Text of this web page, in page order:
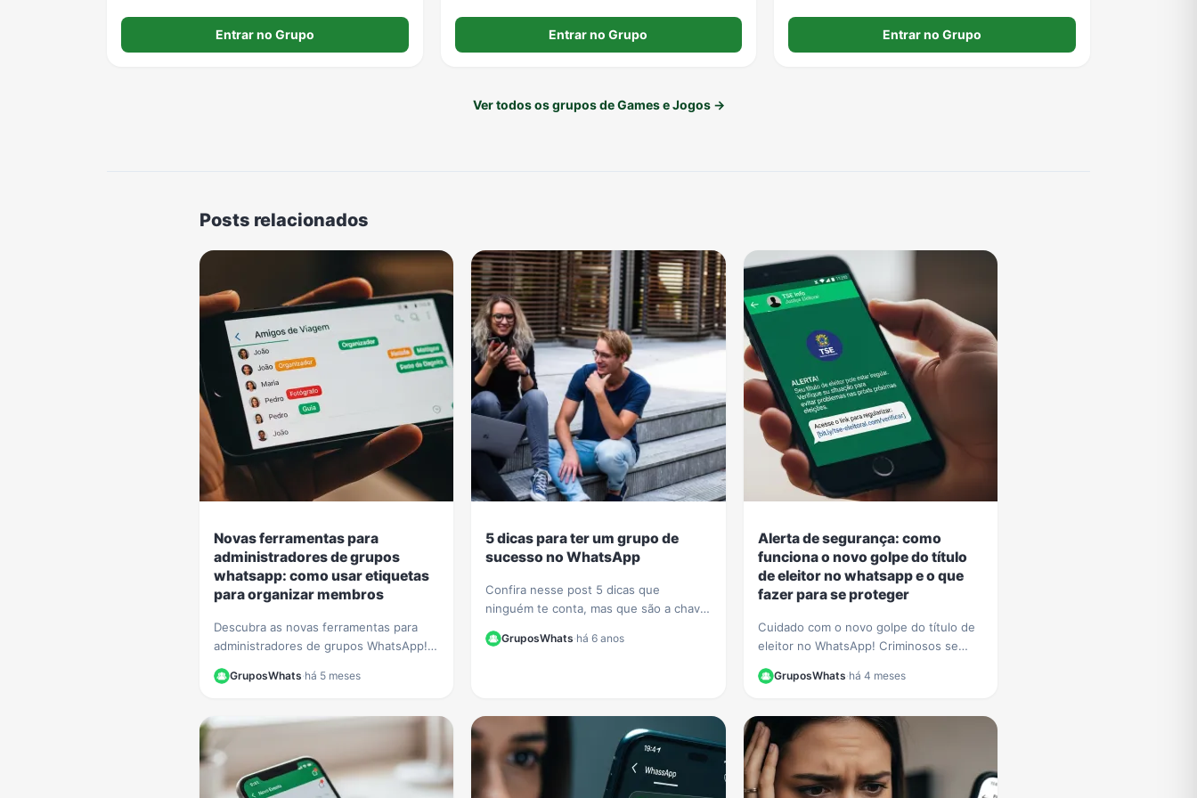
Entrar no Grupo Entrar no Grupo Entrar no Grupo
Ver todos os grupos de Games e Jogos →
Posts relacionados
Novas ferramentas para
administradores de grupos
whatsapp: como usar etiquetas
para organizar membros
Descubra as novas ferramentas para
administradores de grupos WhatsApp!
para organizar membros e otimizar sua
GruposWhats·há 5 meses
5 dicas para ter um grupo de
sucesso no WhatsApp
Confira nesse post 5 dicas que
ninguém te conta, mas que são a chave
muitos participantes no WhatsApp.
GruposWhats·há 6 anos
Alerta de segurança: como
funciona o novo golpe do título
de eleitor no whatsapp e o que
fazer para se proteger
Cuidado com o novo golpe do título de
eleitor no WhatsApp! Criminosos se
Aprenda a identificar a fraude e proteja-
GruposWhats·há 4 meses